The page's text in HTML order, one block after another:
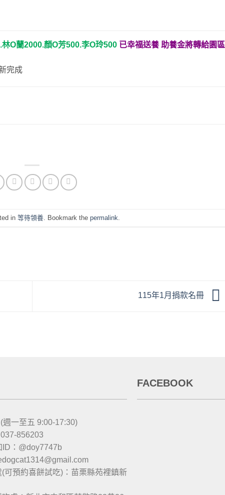
O蘭2000.顏O芳500.李O玲500 已幸福送養 助養金將轉給園區
完成
in 等待領養. Bookmark the permalink
115年1月捐款名冊
一至五 9:00-17:30)
856203
：@doy7747b
(可預約喜餅試吃)：苗栗縣苑裡鎮新
FACEBOOK